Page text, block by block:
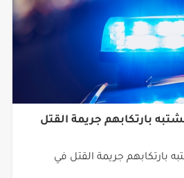
بارتكابهم جريمة القتل
بارتكابهم جريمة القتل في